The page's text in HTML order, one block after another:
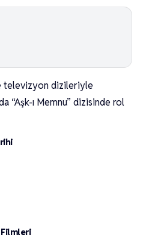
televizyon dizileriyle
“Aşk-ı Memnu” dizisinde rol